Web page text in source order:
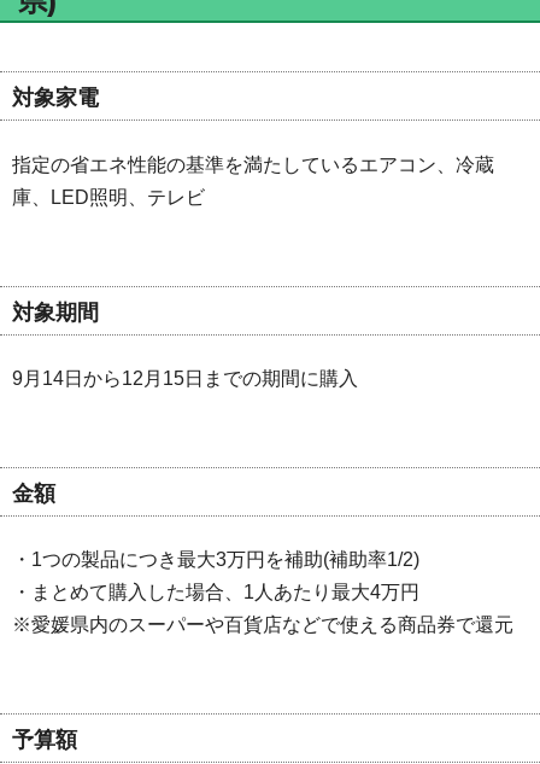
対象家電
指定の省エネ性能の基準を満たしているエアコン、冷蔵
庫、LED照明、テレビ
対象期間
9月14日から12月15日までの期間に購入
金額
・1つの製品につき最大3万円を補助(補助率1/2)
・まとめて購入した場合、1人あたり最大4万円
※愛媛県内のスーパーや百貨店などで使える商品券で還元
予算額